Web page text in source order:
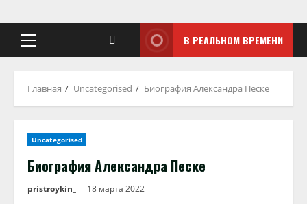
Основное
В РЕАЛЬНОМ ВРЕМЕНИ
Главная Uncategorised Биография Александра Песке
Uncategorised
Биография Александра Песке
pristroykin_ 18 марта 2022